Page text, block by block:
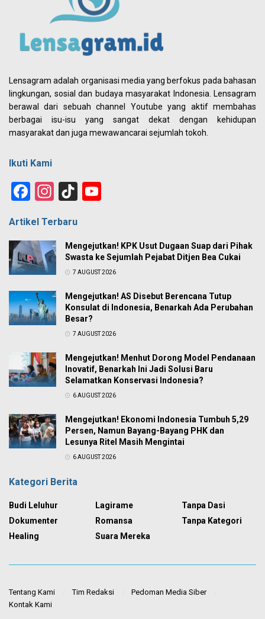
Lensagram adalah organisasi media yang berfokus pada bahasan
lingkungan, sosial dan budaya masyarakat Indonesia. Lensagram
berawal dari sebuah channel Youtube yang aktif membahas
berbagai isu-isu yang sangat dekat dengan kehidupan
masyarakat dan juga mewawancarai sejumlah tokoh.
Ikuti Kami
Facebook
Instagram
TikTok
Artikel Terbaru
Mengejutkan! KPK Usut Dugaan Suap dari Pihak
Swasta ke Sejumlah Pejabat Ditjen Bea Cukai
7 AUGUST 2026
Mengejutkan! AS Disebut Berencana Tutup
Konsulat di Indonesia, Benarkah Ada Perubahan
Besar?
7 AUGUST 2026
Mengejutkan! Menhut Dorong Model Pendanaan
Inovatif, Benarkah Ini Jadi Solusi Baru
Selamatkan Konservasi Indonesia?
6 AUGUST 2026
Mengejutkan! Ekonomi Indonesia Tumbuh 5,29
Persen, Namun Bayang-Bayang PHK dan
Lesunya Ritel Masih Mengintai
6 AUGUST 2026
Kategori Berita
Budi Leluhur
Dokumenter
Healing
Lagirame
Romansa
Suara Mereka
Tanpa Dasi
Tanpa Kategori
Tentang Kami Tim Redaksi
Pedoman Media Siber
Kontak Kami